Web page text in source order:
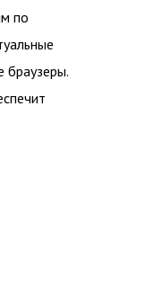
по
браузеры.